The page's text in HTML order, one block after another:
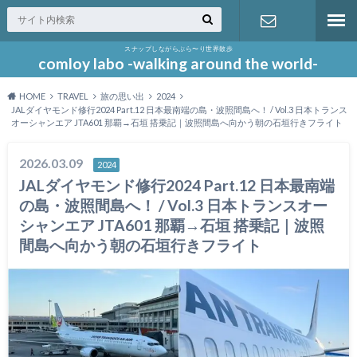
スナップしながらぶら〜り世界散歩
comloy labo -walking around the world-
お問い合わ
HOME TRAVEL 旅の思い出
2024
JALダイヤモンド修行2024 Part.12 日本最南端の島・波照間島へ！ / Vol.3 日本トランス
オーシャンエア JTA601 那覇→石垣 搭乗記｜波照間島へ向かう朝の石垣行きフライト
2026.03.09 2024
JALダイヤモンド修行2024 Part.12 日本最南端
の島・波照間島へ！ / Vol.3 日本トランスオー
シャンエア JTA601 那覇→石垣 搭乗記｜波照
間島へ向かう朝の石垣行きフライト